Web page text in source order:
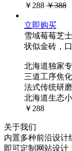
￥288 ￥388
立即购买
雪域莓莓芝
状似金砖，
北海道独家
三道工序焦
法式传统研
北海道生态
￥288
关于我们
内置多种前沿设计
即可定制网站设计